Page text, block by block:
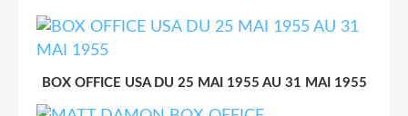
BOX OFFICE USA DU 25 MAI 1955 AU 31 MAI 1955